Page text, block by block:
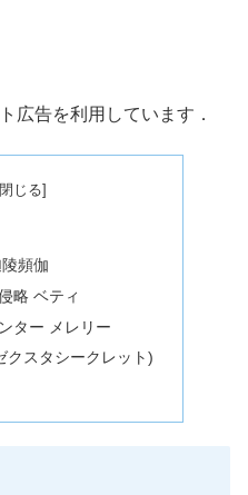
広告を利用しています．
頻伽
略 ベティ
ター メレリー
スタシークレット)